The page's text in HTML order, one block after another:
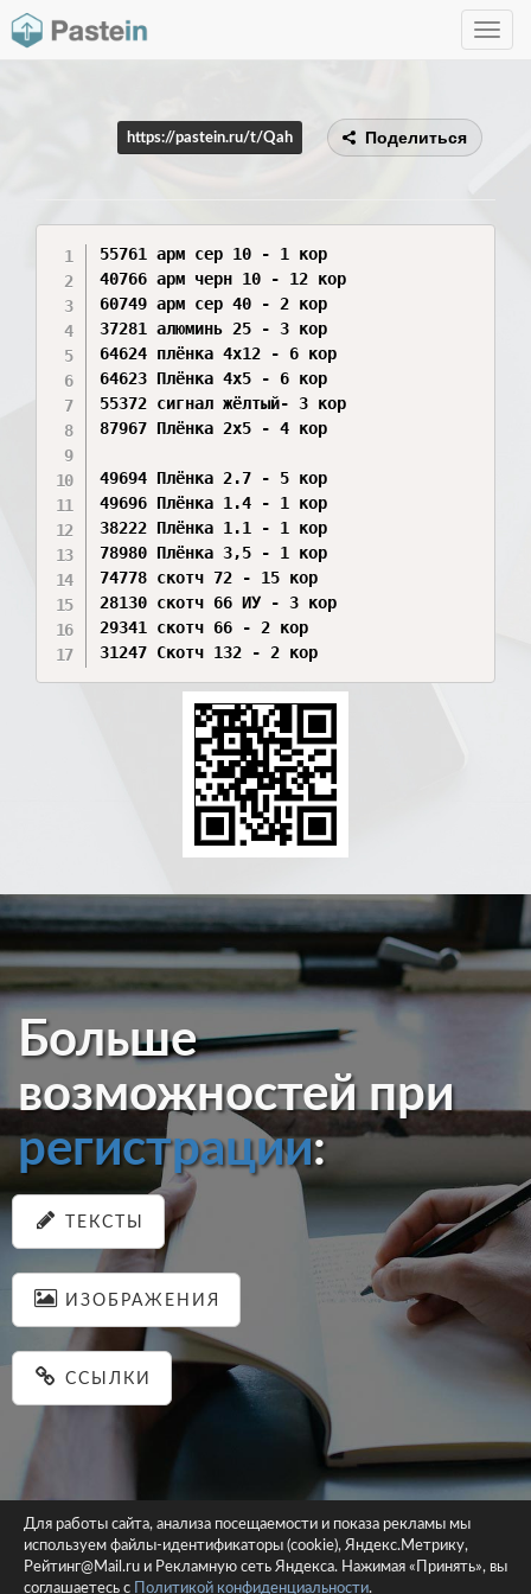
Toggle
https://pastein.ru/t/Qah Поделиться
55761 арм сер 10 - 1 кор
40766 арм черн 10 - 12 кор
60749 арм сер 40 - 2 кор
37281 алюминь 25 - 3 кор
64624 плёнка 4х12 - 6 кор
64623 Плёнка 4х5 - 6 кор
55372 сигнал жёлтый- 3 кор
87967 Плёнка 2х5 - 4 кор
49694 Плёнка 2.7 - 5 кор
49696 Плёнка 1.4 - 1 кор
38222 Плёнка 1.1 - 1 кор
78980 Плёнка 3,5 - 1 кор
74778 скотч 72 - 15 кор
28130 скотч 66 ИУ - 3 кор
29341 скотч 66 - 2 кор
31247 Скотч 132 - 2 кор
Больше
возможностей при
регистрации:
ТЕКСТЫ
ИЗОБРАЖЕНИЯ
ССЫЛКИ
© 2026 pastein.ru |Пользовательское соглашение|Политика
конфиденциальности
Для работы сайта, анализа посещаемости и показа рекламы мы
используем файлы-идентификаторы (cookie), Яндекс.Метрику,
Рейтинг@Mail.ru и Рекламную сеть Яндекса. Нажимая «Принять», вы
соглашаетесь с
Политикой конфиденциальности.